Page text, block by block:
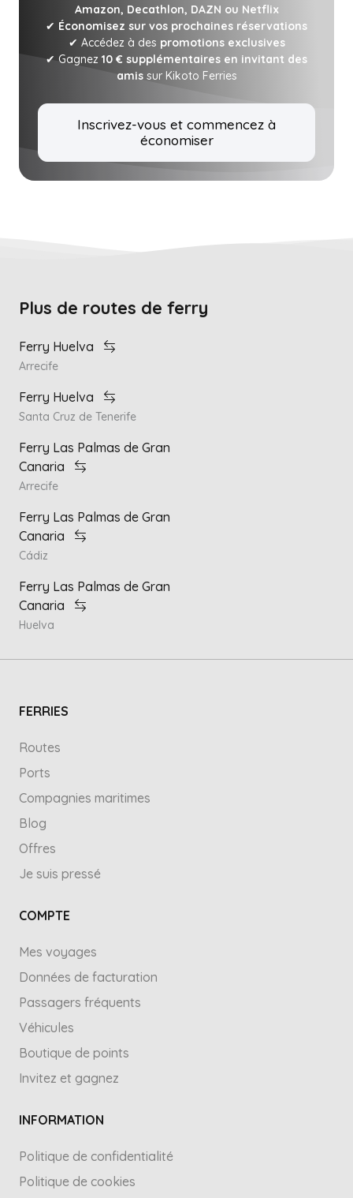
Amazon, Decathlon, DAZN ou Netflix
✔ Économisez sur vos prochaines réservations
✔ Accédez à des promotions exclusives
✔ Gagnez 10 € supplémentaires en invitant des
amissur Kikoto Ferries
Inscrivez-vous et commencez à
économiser
Plus de routes de ferry
Ferry Huelva
Arrecife
Ferry Huelva
Santa Cruz de Tenerife
Ferry Las Palmas de Gran
Canaria
Arrecife
Ferry Las Palmas de Gran
Canaria
Cádiz
Ferry Las Palmas de Gran
Canaria
Huelva
FERRIES
Routes
Ports
Compagnies maritimes
Blog
Offres
Je suis pressé
COMPTE
Mes voyages
Données de facturation
Passagers fréquents
Véhicules
Boutique de points
Invitez et gagnez
INFORMATION
Politique de confidentialité
Politique de cookies